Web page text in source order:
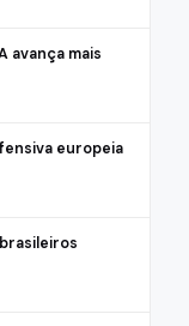
avança mais
europeia